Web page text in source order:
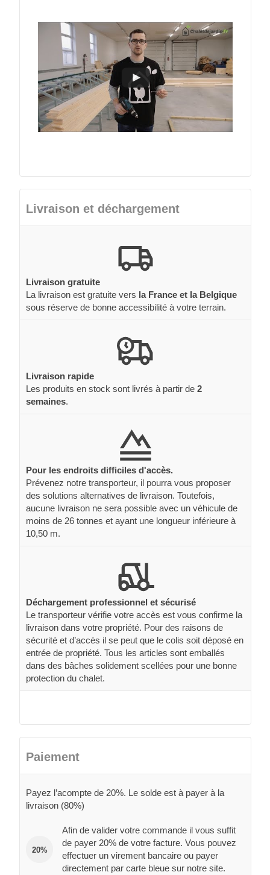
Livraison et déchargement
Livraison gratuite
La livraison est gratuite vers la France et la Belgique
sous réserve de bonne accessibilité à votre terrain.
Livraison rapide
Les produits en stock sont livrés à partir de 2
semaines.
Pour les endroits difficiles d'accès.
Prévenez notre transporteur, il pourra vous proposer
des solutions alternatives de livraison. Toutefois,
aucune livraison ne sera possible avec un véhicule de
moins de 26 tonnes et ayant une longueur inférieure à
10,50 m.
Déchargement professionnel et sécurisé
Le transporteur vérifie votre accès est vous confirme la
livraison dans votre propriété. Pour des raisons de
sécurité et d’accès il se peut que le colis soit déposé en
entrée de propriété. Tous les articles sont emballés
dans des bâches solidement scellées pour une bonne
protection du chalet.
Paiement
Payez l’acompte de 20%. Le solde est à payer à la
livraison (80%)
20%
Afin de valider votre commande il vous suffit
de payer 20% de votre facture. Vous pouvez
effectuer un virement bancaire ou payer
directement par carte bleue sur notre site.